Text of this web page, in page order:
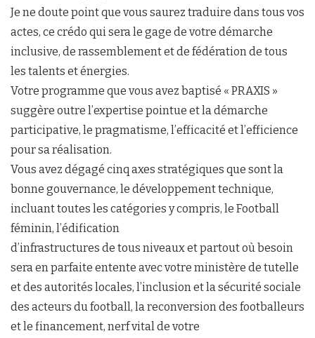
Je ne doute point que vous saurez traduire dans tous vos
actes, ce crédo qui sera le gage de votre démarche
inclusive, de rassemblement et de fédération de tous
les talents et énergies.
Votre programme que vous avez baptisé « PRAXIS »
suggère outre l’expertise pointue et la démarche
participative, le pragmatisme, l’efficacité et l’efficience
pour sa réalisation.
Vous avez dégagé cinq axes stratégiques que sont la
bonne gouvernance, le développement technique,
incluant toutes les catégories y compris, le Football
féminin, l’édification
d’infrastructures de tous niveaux et partout où besoin
sera en parfaite entente avec votre ministère de tutelle
et des autorités locales, l’inclusion et la sécurité sociale
des acteurs du football, la reconversion des footballeurs
et le financement, nerf vital de votre